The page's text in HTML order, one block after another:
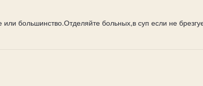
большинство.Отделяйте больных,в суп если не